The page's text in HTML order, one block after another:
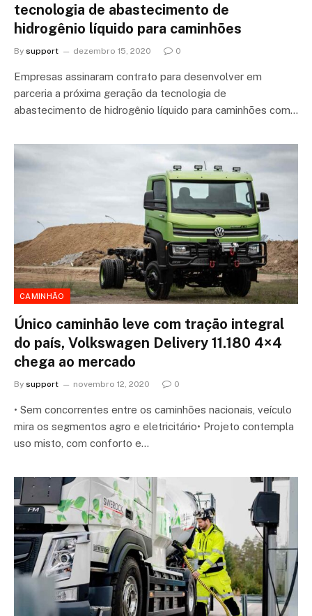
tecnologia de abastecimento de
hidrogênio líquido para caminhões
By support dezembro 15, 2020 0
Empresas assinaram contrato para desenvolver em
parceria a próxima geração da tecnologia de
abastecimento de hidrogênio líquido para caminhões com…
CAMINHÃO
Único caminhão leve com tração integral
do país, Volkswagen Delivery 11.180 4×4
chega ao mercado
By support novembro 12, 2020 0
• Sem concorrentes entre os caminhões nacionais, veículo
mira os segmentos agro e eletricitário• Projeto contempla
uso misto, com conforto e…